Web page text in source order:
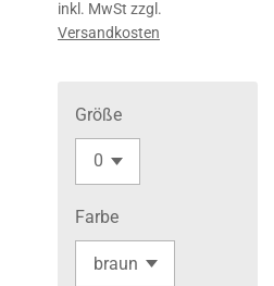
inkl. MwSt zzgl.
Versandkosten
Größe
Farbe